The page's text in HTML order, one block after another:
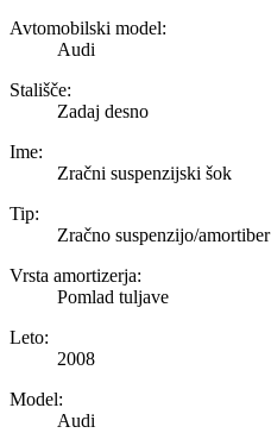
Avtomobilski model:
Audi
Stališče:
Zadaj desno
Ime:
Zračni suspenzijski šok
Tip:
Zračno suspenzijo/amortiber
Vrsta amortizerja:
Pomlad tuljave
Leto:
2008
Model:
Audi